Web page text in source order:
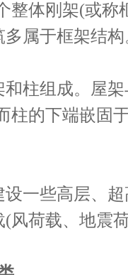
整体刚架(或称
属于框架结构
柱组成。屋架
柱的下端嵌固
一些高层、超
风荷载、地震